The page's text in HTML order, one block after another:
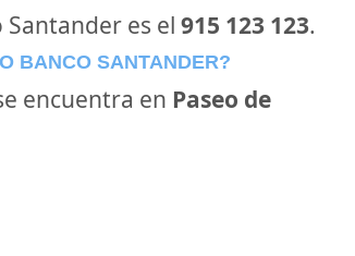
es el 915 123 123.
BANCO SANTANDER?
encuentra en Paseo de